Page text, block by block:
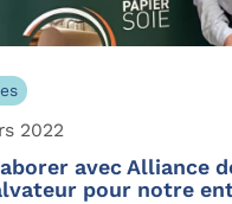
2022
avec Alliance
pour notre